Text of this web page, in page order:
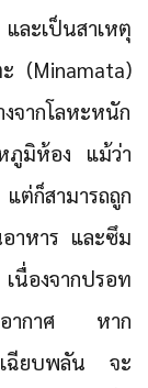
ะเป็นสาเหตุ
ะ (Minamata)
จากโลหะหนัก
ภูมิห้อง แม้ว่า
ต่ก็สามารถถูก
าหาร และซึม
นื่องจากปรอท
นอากาศ หาก
งเฉียบพลัน จะ